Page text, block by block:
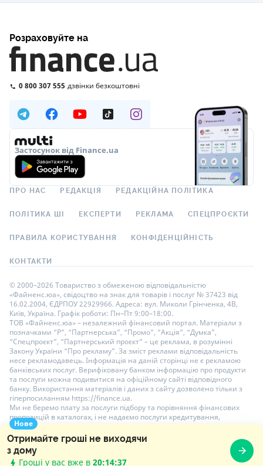
Нове
Отримайте гроші не виходячи
з дому
Гроші у вас вже в 20:14:38
Розраховуйте на
0 800 307 555 дзвінки безкоштовні
Застосунок від Finance.ua
ПРО НАС РЕДАКЦІЯ РЕДАКЦІЙНА ПОЛІТИКА
ПОЛІТИКА ШІ ЕКСПЕРТИ РЕКЛАМА СПЕЦПРОЄКТИ
ПРАВИЛА КОРИСТУВАННЯ КОНФІДЕНЦІЙНІСТЬ
КОНТАКТИ
© 2000–2026 Товариство з обмеженою відповідальністю
«Файненс.юа», свідоцтво на знак для товарів і послуг № 37423 від
16.02.2004, ЄДРПОУ 22929966. Адреса: вул. Миколи Грінченка, 4В,
Київ, Україна. Графік роботи: Пн–Пт 9:00–18:00.
ТОВ «Файненс.юа» – незалежний фінансовий портал. Матеріали з
позначками “Р”, “Партнерська”, “Промо”, “Акція”, “Думка”,
“Спецпроєкт”, “Партнерський проєкт” – це реклама, в розумінні
Закону України “Про рекламу”. За зміст реклами відповідальність
несе рекламодавець. Інформація на даній сторінці не є рекламою
банківських послуг. Верифіковану банком інформацію про продукти
та послуги можна подивитися на офіційному сайті відповідного
банку. Використання матеріалів і даних з сайту дозволено тільки з
гіперпосиланням https://finance.ua.
Ми не беремо плату за послуги підбору та порівняння фінансових
пропозицій в каталогах, і не надаємо послуги кредитування,
розміщення депозитів і страхування. Ваші особисті дані на сайті
захищені шифруванням AES-256.